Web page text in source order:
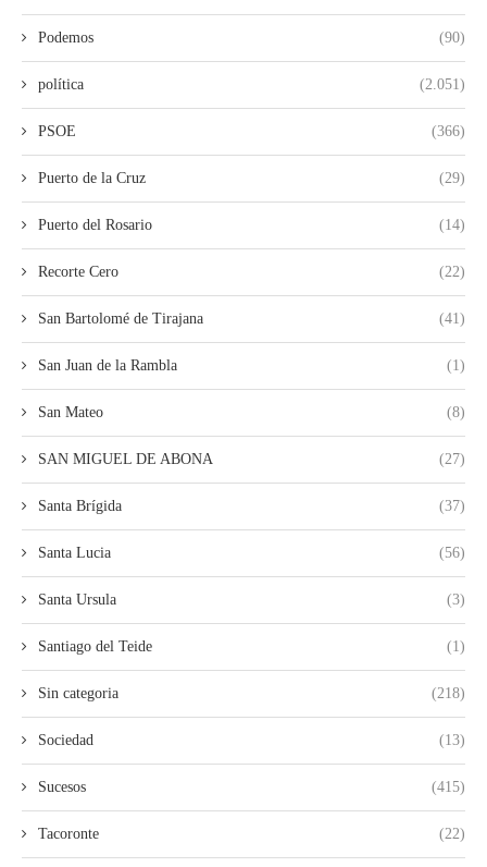
Podemos (90)
política (2.051)
PSOE (366)
Puerto de la Cruz (29)
Puerto del Rosario (14)
Recorte Cero (22)
San Bartolomé de Tirajana (41)
San Juan de la Rambla (1)
San Mateo (8)
SAN MIGUEL DE ABONA (27)
Santa Brígida (37)
Santa Lucia (56)
Santa Ursula (3)
Santiago del Teide (1)
Sin categoria (218)
Sociedad (13)
Sucesos (415)
Tacoronte (22)